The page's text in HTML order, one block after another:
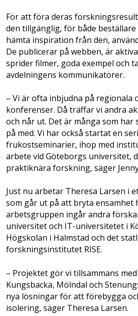
För att föra deras
den tillgänglig, för både beställare
hämta inspiration från den,
De publicerar på webben, är
sprider filmer, goda exempel och
avdelningens kommunikatörer.
– Vi är ofta inbjudna på regionala
konferenser. Då träffar vi andra
och når ut. Det är många som har
på med. Vi har också startat en
frukostseminarier, ihop med
arbete vid Göteborgs universitet,
praktiknära forskning, säger
Just nu arbetar Theresa Larsen i
som går ut på att bryta ensamhet
arbetsgruppen ingår andra
universitet och IT-universitetet i
Högskolan i Halmstad och det
forskningsinstitutet RISE.
– Projektet gör vi tillsammans
Kungsbacka, Mölndal och
nya lösningar för att förebygga
isolering, säger Theresa Larsen.